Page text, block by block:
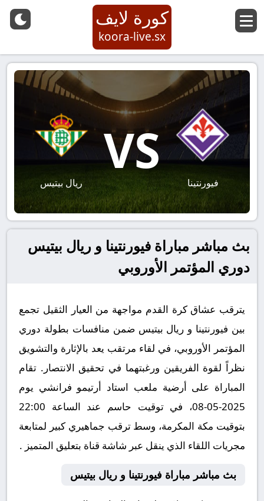
كورة لايف
koora-live.sx
فيورنتينا
VS
ريال بيتيس
بث مباشر مباراة فيورنتينا و ريال بيتيس
دوري المؤتمر الأوروبي
يترقب عشاق كرة القدم مواجهة من العيار الثقيل تجمع
بين فيورنتينا و ريال بيتيس ضمن منافسات بطولة دوري
المؤتمر الأوروبي، في لقاء مرتقب يعد بالإثارة والتشويق
نظراً لقوة الفريقين ورغبتهما في تحقيق الانتصار. تقام
المباراة على أرضية ملعب استاد أرتيمو فرانشي يوم
2025-05-08، في توقيت حاسم عند الساعة 22:00
بتوقيت مكة المكرمة، وسط ترقب جماهيري كبير لمتابعة
مجريات اللقاء الذي ينقل عبر شاشة قناة بتعليق المتميز .
بث مباشر مباراة فيورنتينا و ريال بيتيس